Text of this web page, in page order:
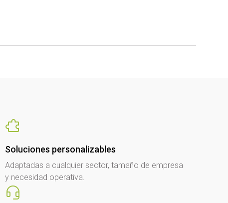
Soluciones personalizables
Adaptadas a cualquier sector, tamaño de empresa
y necesidad operativa.